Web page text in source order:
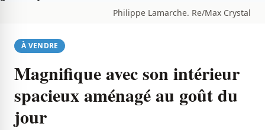
Philippe Lamarche. Re/Max Crystal
À VENDRE
Magnifique avec son intérieur
spacieux aménagé au goût du
jour